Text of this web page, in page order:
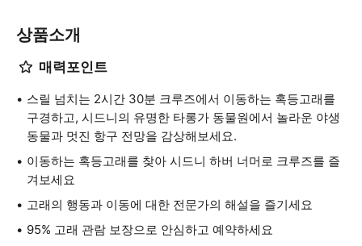
상품소개
매력포인트
스릴 넘치는 2시간 30분 크루즈에서 이동하는 혹등고래를
구경하고, 시드니의 유명한 타롱가 동물원에서 놀라운 야생
동물과 멋진 항구 전망을 감상해보세요.
이동하는 혹등고래를 찾아 시드니 하버 너머로 크루즈를 즐
겨보세요
고래의 행동과 이동에 대한 전문가의 해설을 즐기세요
95% 고래 관람 보장으로 안심하고 예약하세요